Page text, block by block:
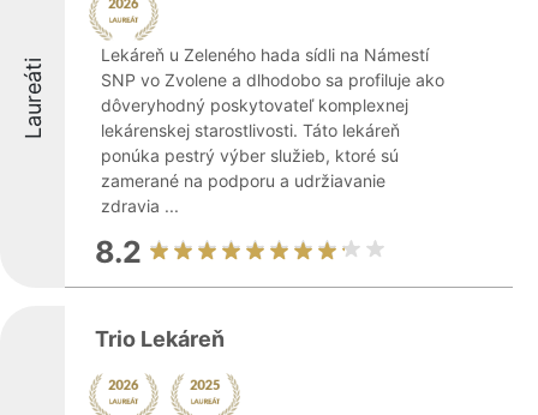
Laureáti
Lekáreň u Zeleného hada sídli na Námestí
SNP vo Zvolene a dlhodobo sa profiluje ako
dôveryhodný poskytovateľ komplexnej
lekárenskej starostlivosti. Táto lekáreň
ponúka pestrý výber služieb, ktoré sú
zamerané na podporu a udržiavanie
zdravia ...
8.2
Trio Lekáreň